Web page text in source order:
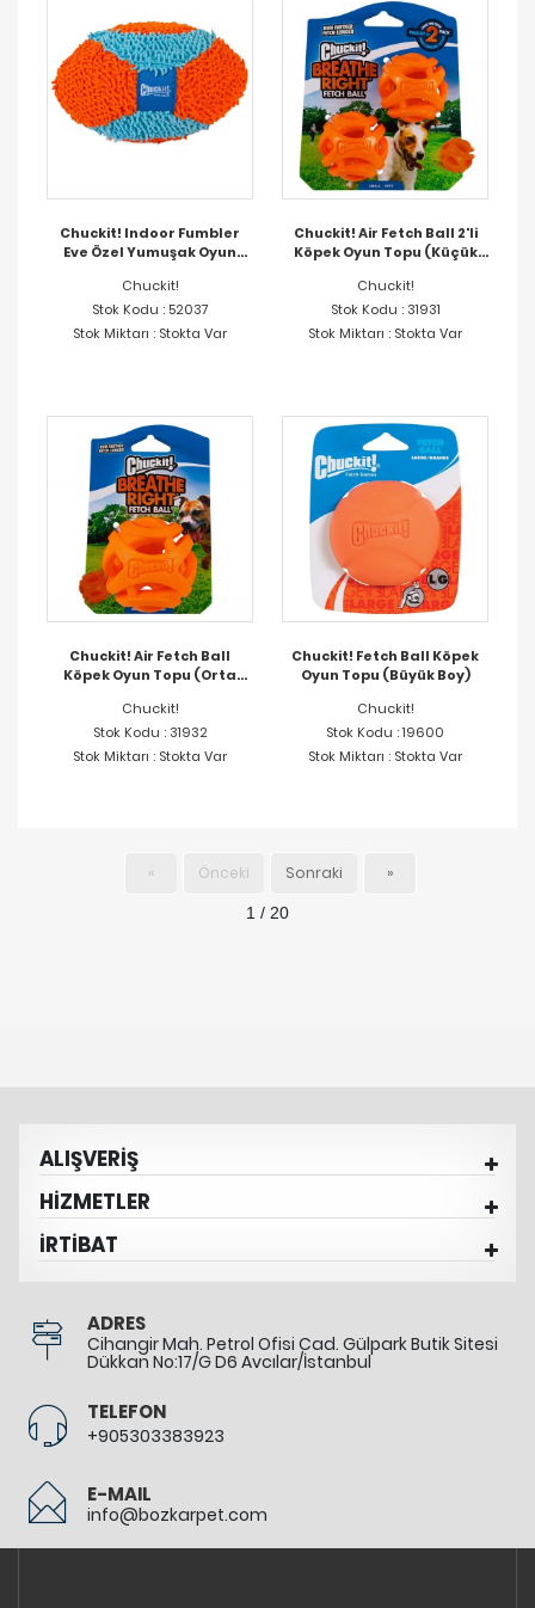
Chuckit! Indoor Fumbler
Eve Özel Yumuşak Oyun
Chuckit!
Stok Kodu : 52037
Stok Miktarı : Stokta Var
Chuckit! Air Fetch Ball 2'li
Köpek Oyun Topu (Küçük
Chuckit!
Stok Kodu : 31931
Stok Miktarı : Stokta Var
Chuckit! Air Fetch Ball
Köpek Oyun Topu (Orta
Chuckit!
Stok Kodu : 31932
Stok Miktarı : Stokta Var
Chuckit! Fetch Ball Köpek
Oyun Topu (Büyük Boy)
Chuckit!
Stok Kodu : 19600
Stok Miktarı : Stokta Var
« Önceki Sonraki »
1 / 20
ALIŞVERİŞ
HİZMETLER
İRTİBAT
ADRES
Cihangir Mah. Petrol Ofisi Cad. Gülpark Butik Sitesi
Dükkan No:17/G D6 Avcılar/İstanbul
TELEFON
+905303383923
E-MAIL
info@bozkarpet.com